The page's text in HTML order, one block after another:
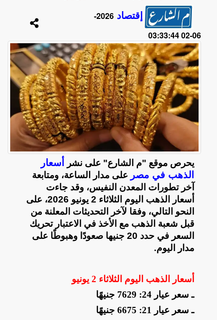
إقتصاد
2026-
06-02 03:33:44
يحرص موقع "م الشارع" على نشر
أسعار
الذهب في مصر على مدار الساعة، ومتابعة
آخر تطورات المعدن النفيس، وقد جاءت
أسعار الذهب اليوم الثلاثاء 2 يونيو 2026، على
النحو التالي، وفقا لآخر التحديثات المعلنة من
قبل شعبة الذهب مع الأخذ في الاعتبار تحريك
السعر في حدد 20 جنيها صعودًا وهبوطًا على
مدار اليوم.
أسعار الذهب اليوم الثلاثاء 2 يونيو
ـ سعر عيار 24: 7629 جنيهًا
ـ سعر عيار 21: 6675 جنيهًا